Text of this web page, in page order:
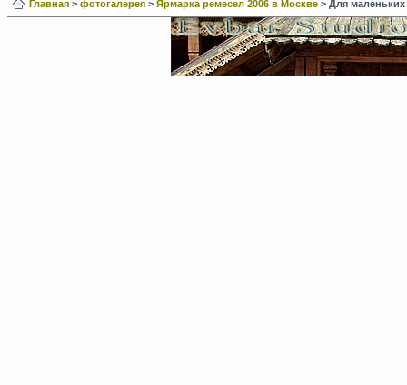
Главная > фотогалерея > Ярмарка ремесел 2006 в Москве > Для